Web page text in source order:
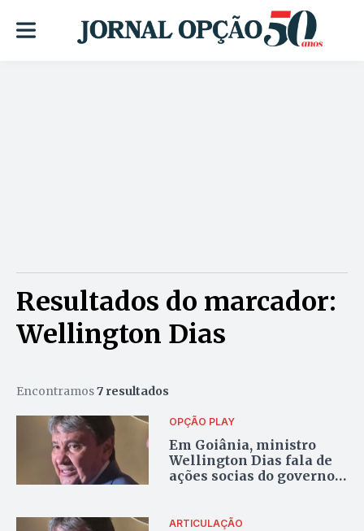
Resultados do marcador:
Wellington Dias
Encontramos7 resultados
OPÇÃO PLAY
Em Goiânia, ministro
Wellington Dias fala de
ações socias do governo e
ARTICULAÇÃO